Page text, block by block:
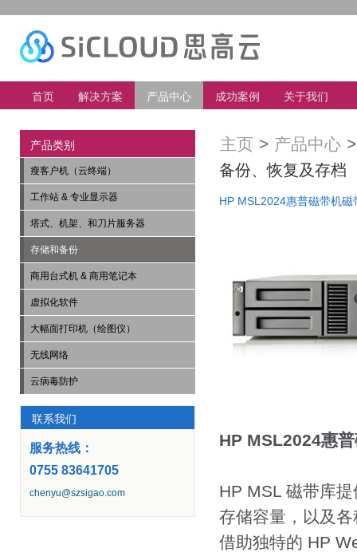
首页 解决方案 产品中心 成功案例 关于我们
产品类别
瘦客户机（云终端）
工作站 & 专业显示器
塔式、机架、和刀片服务器
存储和备份
商用台式机 & 商用笔记本
虚拟化软件
大幅面打印机（绘图仪）
无线网络
云病毒防护
联系我们
服务热线：
0755 83641705
chenyu@szsigao.com
主页 > 产品中心
备份、恢复及存档
HP MSL2024惠普磁带机磁
HP MSL2024惠
HP MSL 磁带库
存储容量，以及
借助独特的 HP